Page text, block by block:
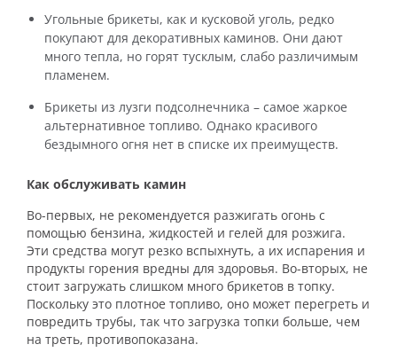
Угольные брикеты, как и кусковой уголь, редко
покупают для декоративных каминов. Они дают
много тепла, но горят тусклым, слабо различимым
пламенем.
Брикеты из лузги подсолнечника – самое жаркое
альтернативное топливо. Однако красивого
бездымного огня нет в списке их преимуществ.
Как обслуживать камин
Во-первых, не рекомендуется разжигать огонь с
помощью бензина, жидкостей и гелей для розжига.
Эти средства могут резко вспыхнуть, а их испарения и
продукты горения вредны для здоровья. Во-вторых, не
стоит загружать слишком много брикетов в топку.
Поскольку это плотное топливо, оно может перегреть и
повредить трубы, так что загрузка топки больше, чем
на треть, противопоказана.